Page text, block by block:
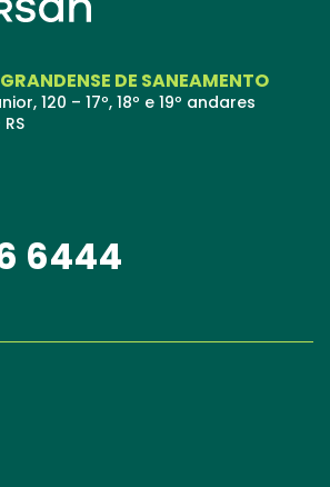
DE SANEAMENTO
120 – 17º, 18º e 19º andares
6444